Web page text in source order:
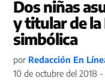
Dos niñas
y titular de la
simbólica
por Redacción En
10 de octubre del 2018 -